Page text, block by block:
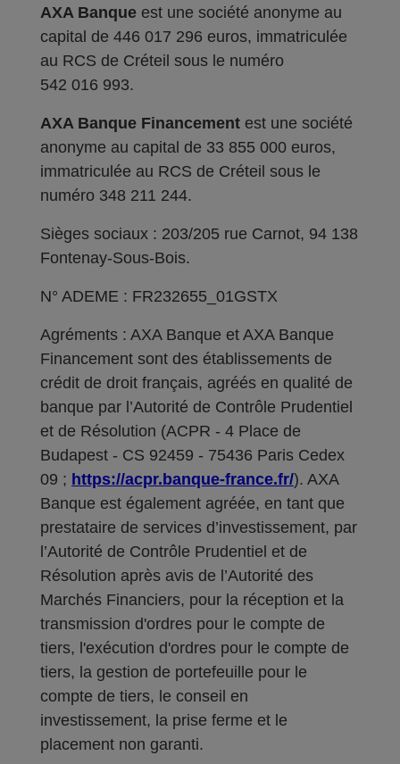
AXA Banque est une société anonyme au
capital de 446 017 296 euros, immatriculée
au RCS de Créteil sous le numéro
542 016 993.
AXA Banque Financement est une société
anonyme au capital de 33 855 000 euros,
immatriculée au RCS de Créteil sous le
numéro 348 211 244.
Sièges sociaux : 203/205 rue Carnot, 94 138
Fontenay-Sous-Bois.
N° ADEME : FR232655_01GSTX
Agréments : AXA Banque et AXA Banque
Financement sont des établissements de
crédit de droit français, agréés en qualité de
banque par l’Autorité de Contrôle Prudentiel
et de Résolution (ACPR - 4 Place de
Budapest - CS 92459 - 75436 Paris Cedex
09 ; https://acpr.banque-france.fr/). AXA
Banque est également agréée, en tant que
prestataire de services d’investissement, par
l’Autorité de Contrôle Prudentiel et de
Résolution après avis de l’Autorité des
Marchés Financiers, pour la réception et la
transmission d'ordres pour le compte de
tiers, l'exécution d'ordres pour le compte de
tiers, la gestion de portefeuille pour le
compte de tiers, le conseil en
investissement, la prise ferme et le
placement non garanti.